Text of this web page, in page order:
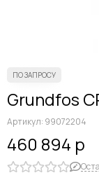
Grundfos
Артикул: 99072204
460 894 р